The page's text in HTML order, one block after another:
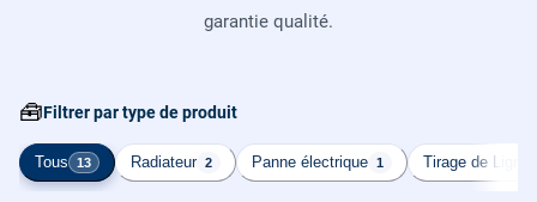
garantie qualité.
🧰Filtrer par type de produit
Tous 13 Radiateur 2 Panne électrique 1 Tirage de Ligne